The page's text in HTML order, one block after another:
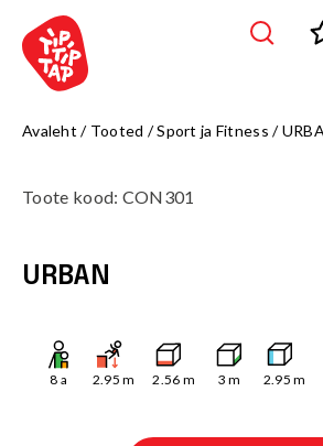
Avaleht / Tooted /Sport ja Fitness /
Toote kood: CON301
URBAN
8 a 2.95 m 2.56 m 3 m 2.95 m